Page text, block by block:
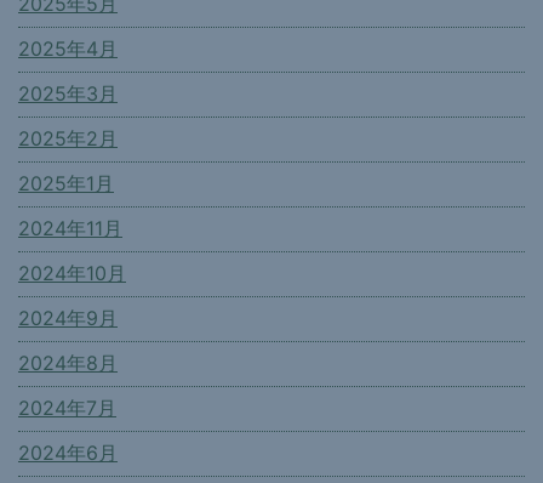
2025年4月
2025年3月
2025年2月
2025年1月
2024年11月
2024年10月
2024年9月
2024年8月
2024年7月
2024年6月